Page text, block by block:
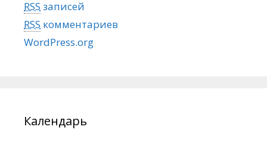
RSS записей
RSS комментариев
WordPress.org
Календарь